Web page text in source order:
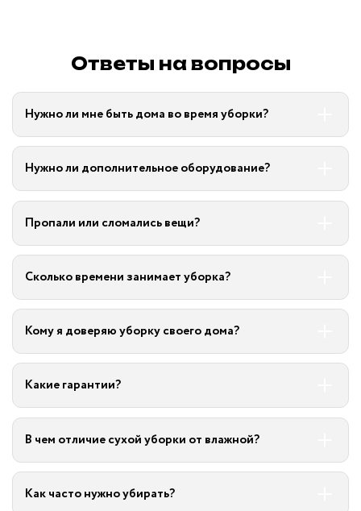
Ответы на вопросы
Нужно ли мне быть дома во время уборки?
Нужно ли дополнительное оборудование?
Пропали или сломались вещи?
Сколько времени занимает уборка?
Кому я доверяю уборку своего дома?
Какие гарантии?
В чем отличие сухой уборки от влажной?
Как часто нужно убирать?